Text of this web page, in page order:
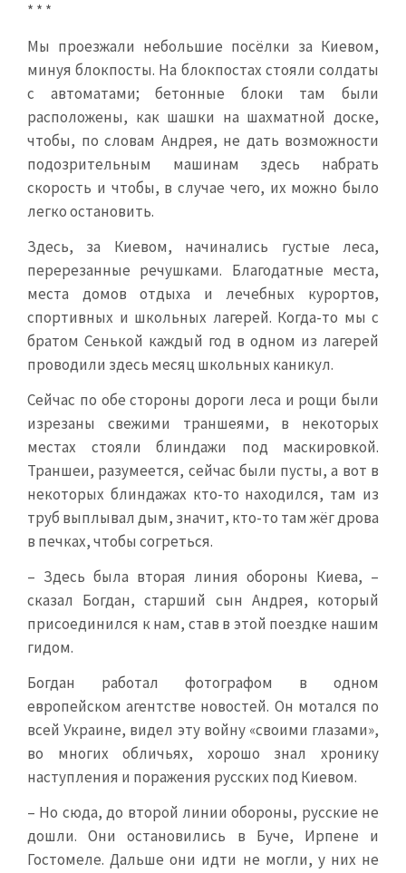
* * *
Мы проезжали небольшие посёлки за Киевом,
минуя блокпосты. На блокпостах стояли солдаты
с автоматами; бетонные блоки там были
расположены, как шашки на шахматной доске,
чтобы, по словам Андрея, не дать возможности
подозрительным машинам здесь набрать
скорость и чтобы, в случае чего, их можно было
легко остановить.
Здесь, за Киевом, начинались густые леса,
перерезанные речушками. Благодатные места,
места домов отдыха и лечебных курортов,
спортивных и школьных лагерей. Когда-то мы с
братом Сенькой каждый год в одном из лагерей
проводили здесь месяц школьных каникул.
Сейчас по обе стороны дороги леса и рощи были
изрезаны свежими траншеями, в некоторых
местах стояли блиндажи под маскировкой.
Траншеи, разумеется, сейчас были пусты, а вот в
некоторых блиндажах кто-то находился, там из
труб выплывал дым, значит, кто-то там жёг дрова
в печках, чтобы согреться.
– Здесь была вторая линия обороны Киева, –
сказал Богдан, старший сын Андрея, который
присоединился к нам, став в этой поездке нашим
гидом.
Богдан работал фотографом в одном
европейском агентстве новостей. Он мотался по
всей Украине, видел эту войну «своими глазами»,
во многих обличьях, хорошо знал хронику
наступления и поражения русских под Киевом.
– Но сюда, до второй линии обороны, русские не
дошли. Они остановились в Буче, Ирпене и
Гостомеле. Дальше они идти не могли, у них не